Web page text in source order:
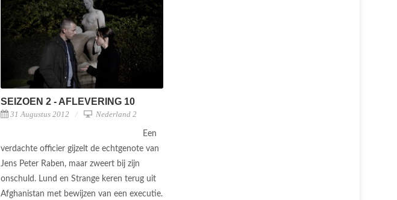
SEIZOEN 2 - AFLEVERING 10
31 Augustus 2012 Nederland 2
Een
verdachte officier gijzelt de echtgenote van
Jens Peter Raben, maar zweert bij zijn
onschuld. Lund en Strange keren terug uit
Afghanistan met bewijzen van een executie.